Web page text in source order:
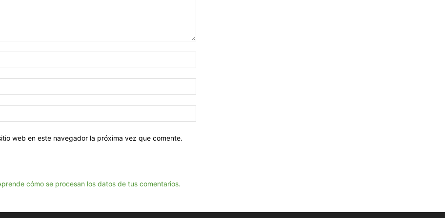
web en este navegador la próxima vez que comente.
cómo se procesan los datos de tus comentarios.